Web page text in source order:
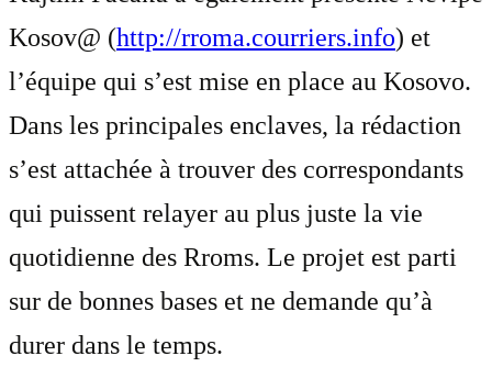
Kosov@ (http://rroma.courriers.info) et
l’équipe qui s’est mise en place au Kosovo.
Dans les principales enclaves, la rédaction
s’est attachée à trouver des correspondants
qui puissent relayer au plus juste la vie
quotidienne des Rroms. Le projet est parti
sur de bonnes bases et ne demande qu’à
durer dans le temps.